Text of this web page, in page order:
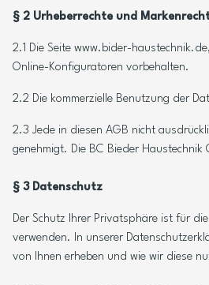
§ 2 Urheberrechte und
2.1 Die Seite www.bider-
Online-Konfiguratoren vorbehalten.
2.2 Die kommerzielle Benutzung der
2.3 Jede in diesen AGB nicht
genehmigt. Die BC Bieder
§ 3 Datenschutz
Der Schutz Ihrer Privatsphäre ist für
verwenden. In unserer
von Ihnen erheben und wie wir diese